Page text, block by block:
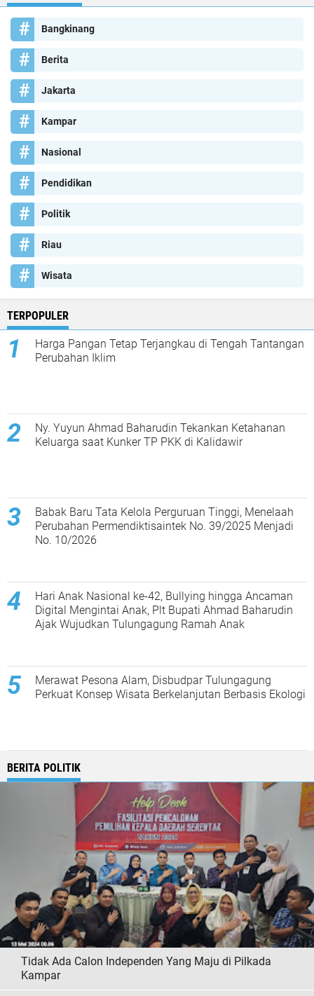
Bangkinang
Berita
Jakarta
Kampar
Nasional
Pendidikan
Politik
Riau
Wisata
TERPOPULER
Harga Pangan Tetap Terjangkau di Tengah Tantangan
Perubahan Iklim
Ny. Yuyun Ahmad Baharudin Tekankan Ketahanan
Keluarga saat Kunker TP PKK di Kalidawir
Babak Baru Tata Kelola Perguruan Tinggi, Menelaah
Perubahan Permendiktisaintek No. 39/2025 Menjadi
No. 10/2026
Hari Anak Nasional ke-42, Bullying hingga Ancaman
Digital Mengintai Anak, Plt Bupati Ahmad Baharudin
Ajak Wujudkan Tulungagung Ramah Anak
Merawat Pesona Alam, Disbudpar Tulungagung
Perkuat Konsep Wisata Berkelanjutan Berbasis Ekologi
BERITA POLITIK
Tidak Ada Calon Independen Yang Maju di Pilkada
Kampar